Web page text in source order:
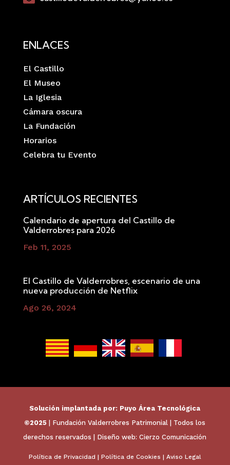
ENLACES
El Castillo
El Museo
La Iglesia
Cámara oscura
La Fundación
Horarios
Celebra tu Evento
ARTÍCULOS RECIENTES
Calendario de apertura del Castillo de
Valderrobres para 2026
Feb 11, 2025
El Castillo de Valderrobres, escenario de una
nueva producción de Netflix
Ago 26, 2024
Solución implantada por: Puyo Área Tecnológica
©2025 | Fundación Valderrobres Patrimonial | Todos los
derechos reservados | Diseño web:Cierzo Comunicación
Política de Privacidad | Política de Cookies | Aviso Legal